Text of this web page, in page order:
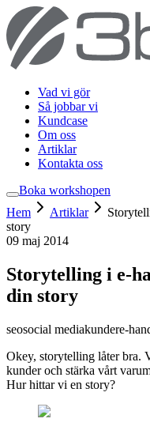
Vad vi gör
Så jobbar vi
Kundcase
Om oss
Artiklar
Kontakta oss
Boka workshopen
Hem
Artiklar
story
09 maj 2014
Storytelling i e-
din story
seosocial mediakundere-
Okey, storytelling låter bra.
kunder och stärka vårt
Hur hittar vi en story?